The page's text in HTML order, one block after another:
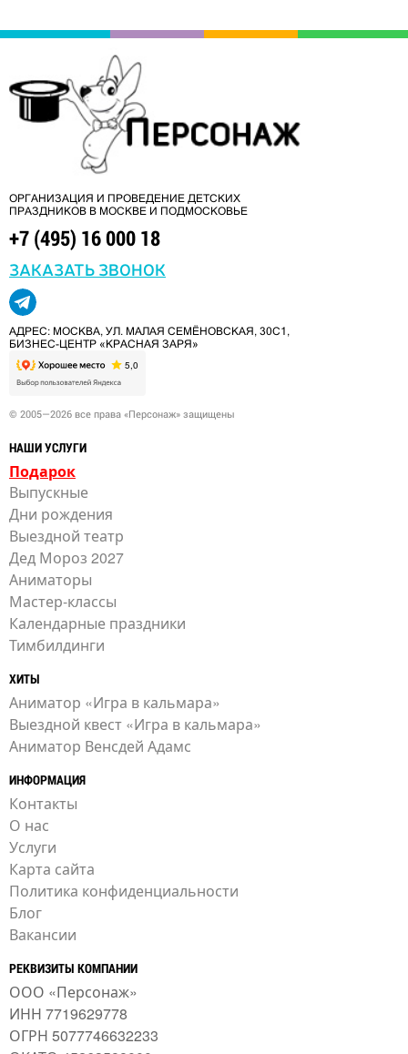
ОРГАНИЗАЦИЯ И ПРОВЕДЕНИЕ ДЕТСКИХ
ПРАЗДНИКОВ В МОСКВЕ И ПОДМОСКОВЬЕ
+7 (495) 16 000 18
ЗАКАЗАТЬ ЗВОНОК
АДРЕС: МОСКВА, УЛ. МАЛАЯ СЕМЁНОВСКАЯ, 30С1,
БИЗНЕС-ЦЕНТР «КРАСНАЯ ЗАРЯ»
© 2005—2026 все права «Персонаж» защищены
НАШИ УСЛУГИ
Подарок
Выпускные
Дни рождения
Выездной театр
Дед Мороз 2027
Аниматоры
Мастер-классы
Календарные праздники
Тимбилдинги
ХИТЫ
Аниматор «Игра в кальмара»
Выездной квест «Игра в кальмара»
Аниматор Венсдей Адамс
ИНФОРМАЦИЯ
Контакты
О нас
Услуги
Карта сайта
Политика конфиденциальности
Блог
Вакансии
РЕКВИЗИТЫ КОМПАНИИ
ООО «Персонаж»
ИНН 7719629778
ОГРН 5077746632233